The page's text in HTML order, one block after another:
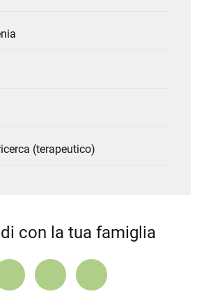
(terapeutico)
con la tua famiglia